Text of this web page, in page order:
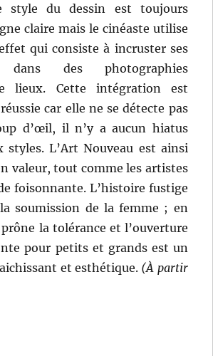
style du dessin est toujours
claire mais le cinéaste utilise
qui consiste à incruster ses
dans des photographies
lieux. Cette intégration est
car elle ne se détecte pas
d’œil, il n’y a aucun hiatus
styles. L’Art Nouveau est ainsi
valeur, tout comme les artistes
foisonnante. L’histoire fustige
soumission de la femme ; en
la tolérance et l’ouverture
pour petits et grands est un
et esthétique. (À partir